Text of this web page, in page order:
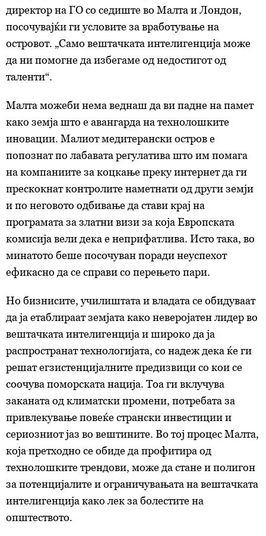
директор на ГО со седиште во Малта и Лондон,
посочувајќи ги условите за вработување на
островот. „Само вештачката интелигенција може
да ни помогне да избегаме од недостигот од
таленти“.
Малта можеби нема веднаш да ви падне на памет
како земја што е авангарда на технолошките
иновации. Малиот медитерански остров е
попознат по лабавата регулатива што им помага
на компаниите за коцкање преку интернет да ги
прескокнат контролите наметнати од други земји
и по неговото одбивање да стави крај на
програмата за златни визи за која Европската
комисија вели дека е неприфатлива. Исто така, во
минатото беше посочуван поради неуспехот
ефикасно да се справи со перењето пари.
Но бизнисите, училиштата и владата се обидуваат
да ја етаблираат земјата како неверојатен лидер во
вештачката интелигенција и широко да ја
распространат технологијата, со надеж дека ќе ги
решат егзистенцијалните предизвици со кои се
соочува поморската нација. Тоа ги вклучува
заканата од климатски промени, потребата за
привлекување повеќе странски инвестиции и
сериозниот јаз во вештините. Во тој процес Малта,
која претходно се обиде да профитира од
технолошките трендови, може да стане и полигон
за потенцијалите и ограничувањата на вештачката
интелигенција како лек за болестите на
општеството.